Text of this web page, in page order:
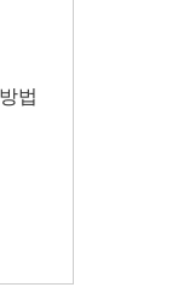
법